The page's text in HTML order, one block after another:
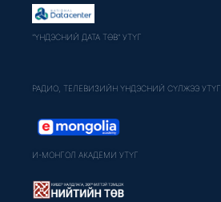
"ҮНДЭСНИЙ ДАТА ТӨВ" УТҮГ
РАДИО, ТЕЛЕВИЗИЙН ҮНДЭСНИЙ СҮЛЖЭЭ УТҮГ
И-МОНГОЛ АКАДЕМИ УТҮГ